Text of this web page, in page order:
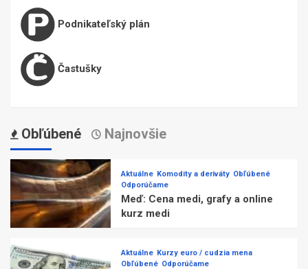
Podnikateľský plán
Častušky
Obľúbené Najnovšie
Aktuálne Komodity a deriváty Obľúbené
Odporúčame
Meď: Cena medi, grafy a online
kurz medi
Aktuálne Kurzy euro / cudzia mena
Obľúbené Odporúčame